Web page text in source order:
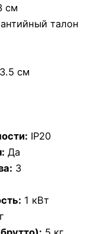
см
талон
см
IP20
Да
3
1 кВт